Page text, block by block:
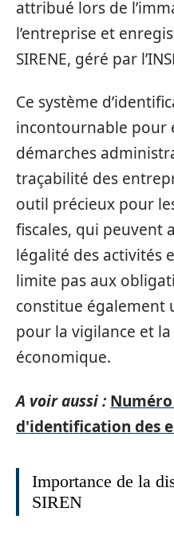
attribué lors de
l’entreprise et
SIRENE, géré par
Ce système
incontournable pour
démarches
traçabilité des
outil précieux pour
fiscales, qui peuvent
légalité des activités
limite pas aux
constitue également
pour la vigilance et
économique.
A voir aussi :
d'identification des
Importance de la
SIREN